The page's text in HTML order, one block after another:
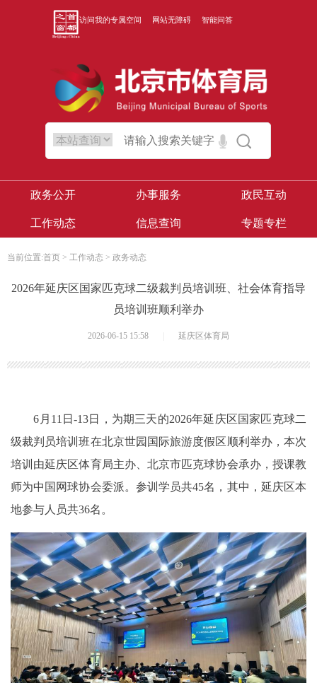
访问我的专属空间 网站无障碍 智能问答
政务公开 办事服务 政民互动
工作动态 信息查询 专题专栏
当前位置:首页 > 工作动态 > 政务动态
2026年延庆区国家匹克球二级裁判员培训班、社会体育指导
员培训班顺利举办
2026-06-15 15:58 延庆区体育局
6月11日-13日，为期三天的2026年延庆区国家匹克球二
级裁判员培训班在北京世园国际旅游度假区顺利举办，本次
培训由延庆区体育局主办、北京市匹克球协会承办，授课教
师为中国网球协会委派。参训学员共45名，其中，延庆区本
地参与人员共36名。